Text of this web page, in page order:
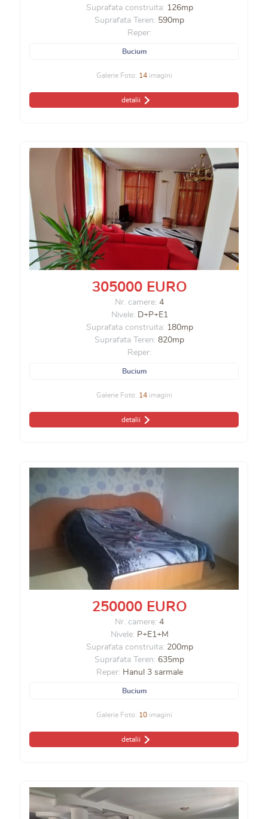
Suprafata construita: 126mp
Suprafata Teren: 590mp
Reper:
Bucium
Galerie Foto: 14imagini
detalii
305000 EURO
Nr. camere: 4
Nivele: D+P+E1
Suprafata construita: 180mp
Suprafata Teren: 820mp
Reper:
Bucium
Galerie Foto: 14imagini
detalii
250000 EURO
Nr. camere: 4
Nivele: P+E1+M
Suprafata construita: 200mp
Suprafata Teren: 635mp
Reper: Hanul 3 sarmale
Bucium
Galerie Foto: 10imagini
detalii